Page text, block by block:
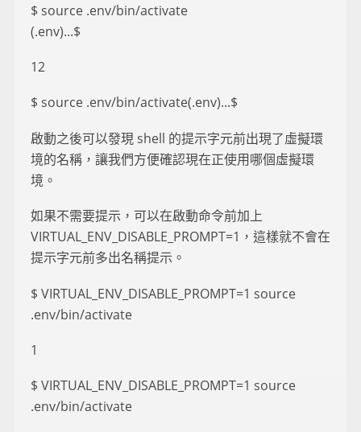
$ source .env/bin/activate
(.env)...$
12
$ source .env/bin/activate(.env)...$
啟動之後可以發現 shell 的提示字元前出現了虛擬環
境的名稱，讓我們方便確認現在正使用哪個虛擬環
境。
如果不需要提示，可以在啟動命令前加上
VIRTUAL_ENV_DISABLE_PROMPT=1，這樣就不會在
提示字元前多出名稱提示。
$ VIRTUAL_ENV_DISABLE_PROMPT=1 source
.env/bin/activate
1
$ VIRTUAL_ENV_DISABLE_PROMPT=1 source
.env/bin/activate